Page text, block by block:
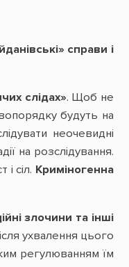
справи і
слідах». Щоб не
будуть на
неочевидні
на розслідування.
і сіл. Криміногенна
злочини та інші
ухвалення цього
регулюванням їм